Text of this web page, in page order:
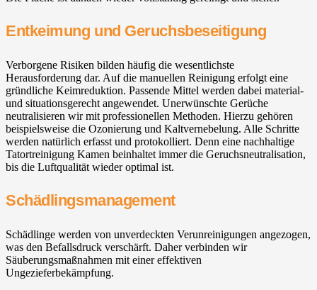
Entkeimung und Geruchsbeseitigung
Verborgene Risiken bilden häufig die wesentlichste
Herausforderung dar. Auf die manuellen Reinigung erfolgt eine
gründliche Keimreduktion. Passende Mittel werden dabei material-
und situationsgerecht angewendet. Unerwünschte Gerüche
neutralisieren wir mit professionellen Methoden. Hierzu gehören
beispielsweise die Ozonierung und Kaltvernebelung. Alle Schritte
werden natürlich erfasst und protokolliert. Denn eine nachhaltige
Tatortreinigung Kamen beinhaltet immer die Geruchsneutralisation,
bis die Luftqualität wieder optimal ist.
Schädlingsmanagement
Schädlinge werden von unverdeckten Verunreinigungen angezogen,
was den Befallsdruck verschärft. Daher verbinden wir
Säuberungsmaßnahmen mit einer effektiven
Ungezieferbekämpfung.